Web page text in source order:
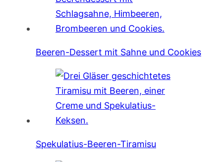
Beeren-Dessert mit Sahne und Cookies
Spekulatius-Beeren-Tiramisu